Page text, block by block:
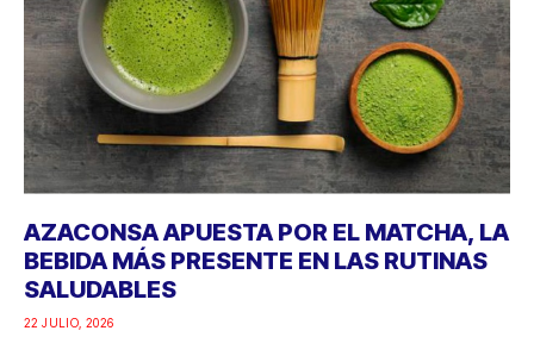
AZACONSA APUESTA POR EL MATCHA, LA
BEBIDA MÁS PRESENTE EN LAS RUTINAS
SALUDABLES
22 JULIO, 2026